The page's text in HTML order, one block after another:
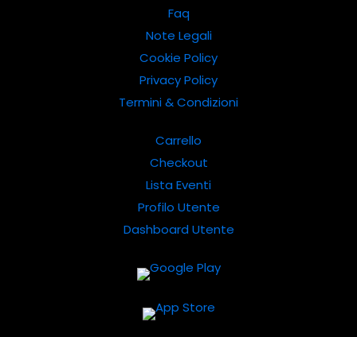
Faq
Note Legali
Cookie Policy
Privacy Policy
Termini & Condizioni
Carrello
Checkout
Lista Eventi
Profilo Utente
Dashboard Utente